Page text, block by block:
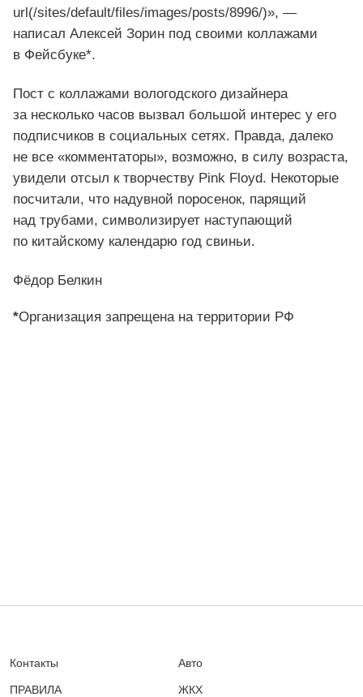
url(/sites/default/files/images/posts/8996/)», —
написал Алексей Зорин под своими коллажами
в Фейсбуке*.
Пост с коллажами вологодского дизайнера
за несколько часов вызвал большой интерес у его
подписчиков в социальных сетях. Правда, далеко
не все «комментаторы», возможно, в силу возраста,
увидели отсыл к творчеству Pink Floyd. Некоторые
посчитали, что надувной поросенок, парящий
над трубами, символизирует наступающий
по китайскому календарю год свиньи.
Фёдор Белкин
*Организация запрещена на территории РФ
Контакты
ПРАВИЛА
Авто
ЖКХ